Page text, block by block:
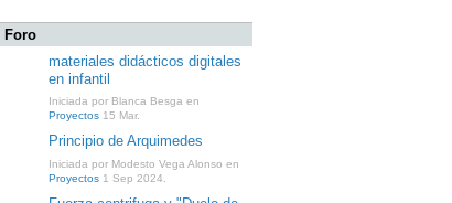
Foro
materiales didácticos digitales
en infantil
Iniciada por Blanca Besga en
Proyectos 15 Mar.
Principio de Arquimedes
Iniciada por Modesto Vega Alonso en
Proyectos 1 Sep 2024.